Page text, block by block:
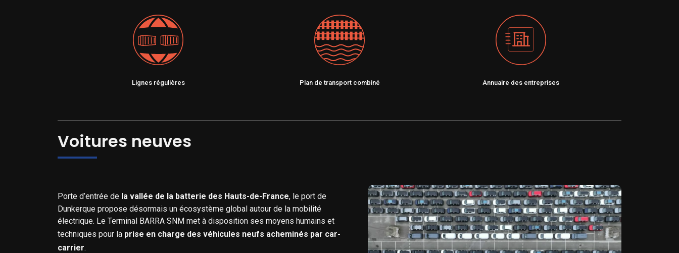
Lignes régulières Plan de transport combiné Annuaire des entreprises
Voitures neuves
Porte d’entrée de la vallée de la batterie des Hauts-de-France, le port de
Dunkerque propose désormais un écosystème global autour de la mobilité
électrique. Le Terminal BARRA SNM met à disposition ses moyens humains et
techniques pour la prise en charge des véhicules neufs acheminés par car-
carrier.